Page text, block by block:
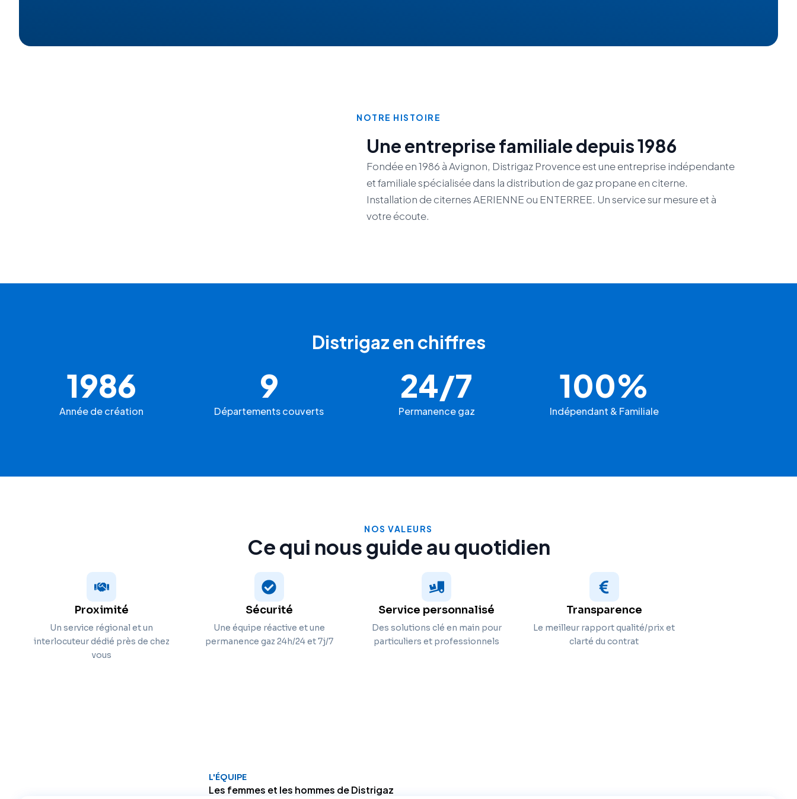
NOTRE HISTOIRE
Une entreprise familiale depuis 1986
Fondée en 1986 à Avignon, Distrigaz Provence est une entreprise indépendante
et familiale spécialisée dans la distribution de gaz propane en citerne.
Installation de citernes AERIENNE ou ENTERREE. Un service sur mesure et à
votre écoute.
Distrigaz en chiffres
1986
Année de création
9
Départements couverts
24/7
Permanence gaz
100%
Indépendant & Familiale
NOS VALEURS
Ce qui nous guide au quotidien
Proximité
Un service régional et un
interlocuteur dédié près de chez
vous
Sécurité
Une équipe réactive et une
permanence gaz 24h/24 et 7j/7
Service personnalisé
Des solutions clé en main pour
particuliers et professionnels
Transparence
Le meilleur rapport qualité/prix et
clarté du contrat
L'ÉQUIPE
Les femmes et les hommes de Distrigaz